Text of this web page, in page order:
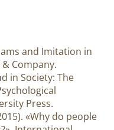
and Imitation in
Company.
in Society: The
Press.
«Why do people